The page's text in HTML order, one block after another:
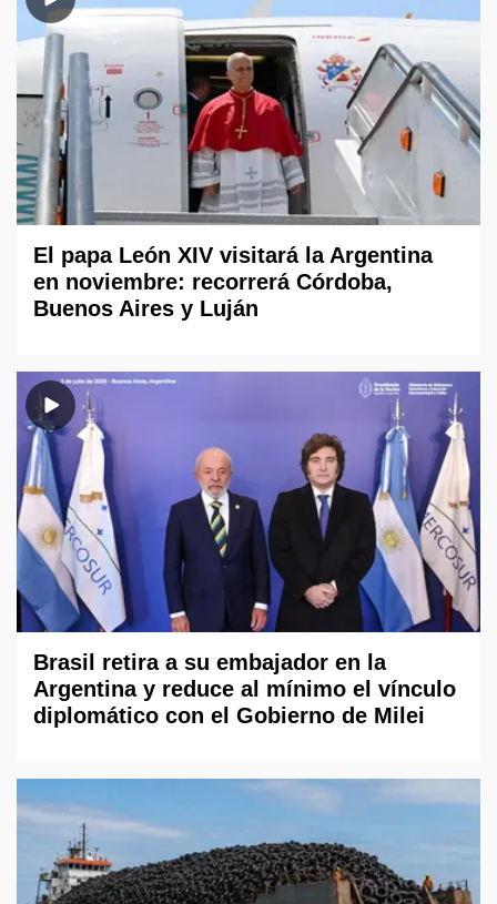
El papa León XIV visitará la Argentina
en noviembre: recorrerá Córdoba,
Buenos Aires y Luján
Brasil retira a su embajador en la
Argentina y reduce al mínimo el vínculo
diplomático con el Gobierno de Milei